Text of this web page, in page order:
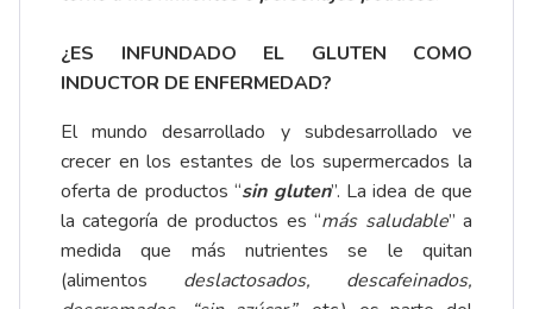
¿ES INFUNDADO EL GLUTEN COMO
INDUCTOR DE ENFERMEDAD?
El mundo desarrollado y subdesarrollado ve
crecer en los estantes de los supermercados la
oferta de productos “sin gluten”. La idea de que
la categoría de productos es “más saludable” a
medida que más nutrientes se le quitan
(alimentos deslactosados, descafeinados,